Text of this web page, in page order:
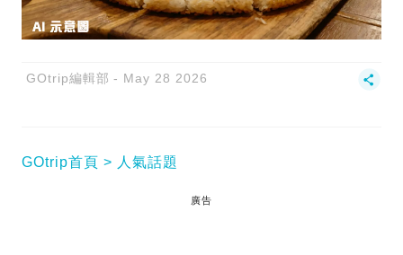
GOtrip編輯部 May 28 2026
GOtrip首頁 人氣話題
廣告